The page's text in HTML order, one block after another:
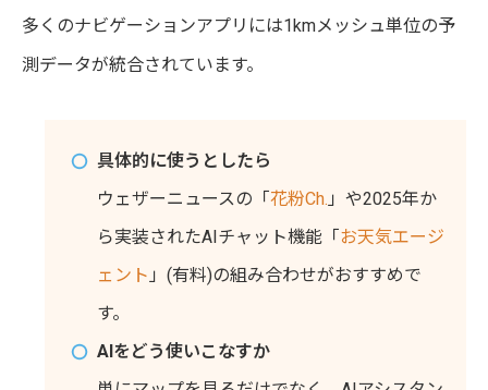
多くのナビゲーションアプリには1kmメッシュ単位の予
測データが統合されています。
具体的に使うとしたら
ウェザーニュースの「 花粉Ch. 」や2025年か
ら実装されたAIチャット機能「 お天気エージ
ェント 」(有料)の組み合わせがおすすめで
す。
AIをどう使いこなすか